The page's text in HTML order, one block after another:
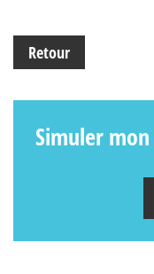
Retour
Simuler